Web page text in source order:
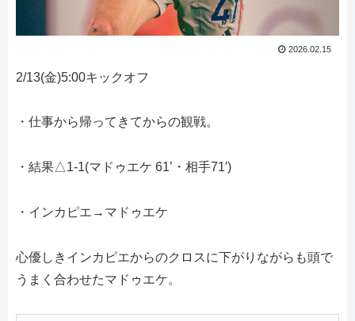
2026.02.15
2/13(金)5:00キックオフ
・仕事から帰ってきてからの観戦。
・結果△1-1(マドゥエケ 61’・相手71′)
・インカピエ→マドゥエケ
心優しきインカピエからのクロスに下がりながらも頭で
うまく合わせたマドゥエケ。